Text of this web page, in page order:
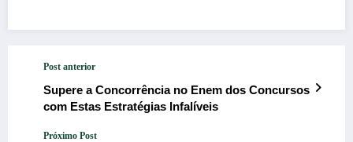
Post anterior
Supere a Concorrência no Enem dos Concursos
com Estas Estratégias Infalíveis
Próximo Post